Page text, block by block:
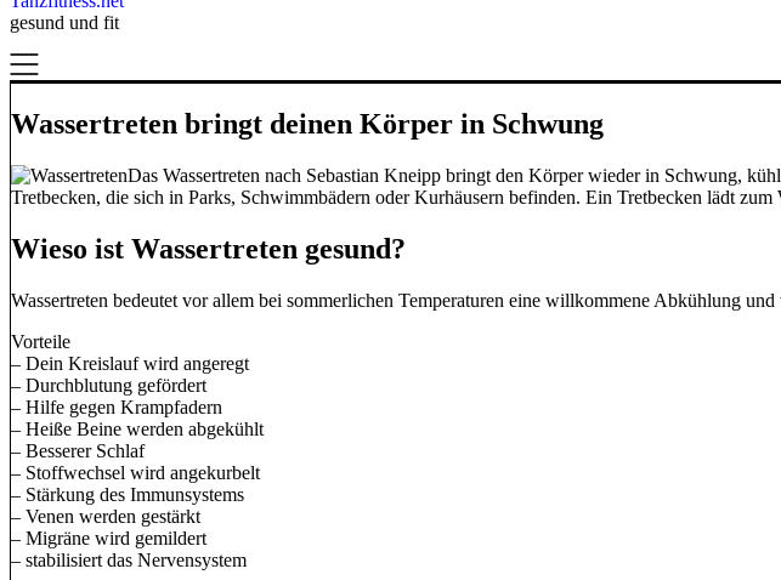
gesund und fit
Wassertreten bringt deinen Körper in Schwung
Das Wassertreten nach Sebastian Kneipp bringt den Körper wieder in Schwung,
Tretbecken, die sich in Parks, Schwimmbädern oder Kurhäusern befinden. Ein Tretbecken lädt
Wieso ist Wassertreten gesund?
Wassertreten bedeutet vor allem bei sommerlichen Temperaturen eine willkommene Abkühlung
Vorteile
– Dein Kreislauf wird angeregt
– Durchblutung gefördert
– Hilfe gegen Krampfadern
– Heiße Beine werden abgekühlt
– Besserer Schlaf
– Stoffwechsel wird angekurbelt
– Stärkung des Immunsystems
– Venen werden gestärkt
– Migräne wird gemildert
– stabilisiert das Nervensystem